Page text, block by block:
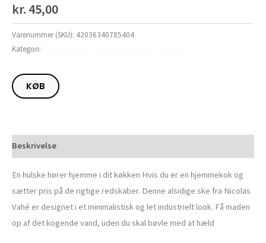
kr. 45,00
Varenummer (SKU): 42036340785404
Kategori:
KØB
Beskrivelse
En hulske hører hjemme i dit køkken Hvis du er en hjemmekok og
sætter pris på de rigtige redskaber. Denne alsidige ske fra Nicolas
Vahé er designet i et minimalistisk og let industrielt look. Få maden
op af det kogende vand, uden du skal bøvle med at hæld